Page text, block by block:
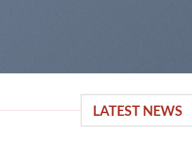
LATEST NEWS